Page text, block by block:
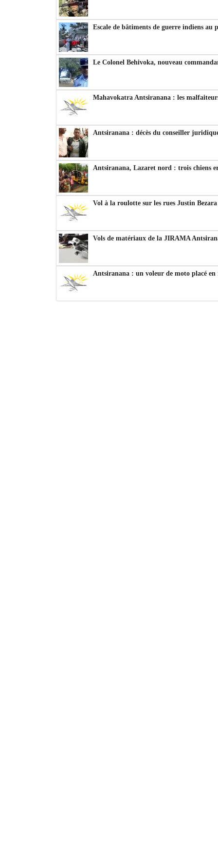
Escale de bâtiments de guerre indiens au
Le Colonel Behivoka, nouveau
Mahavokatra Antsiranana : les
Antsiranana : décès du conseiller
Antsiranana, Lazaret nord : trois chiens
Vol à la roulotte sur les rues Justin
Vols de matériaux de la JIRAMA
Antsiranana : un voleur de moto placé en